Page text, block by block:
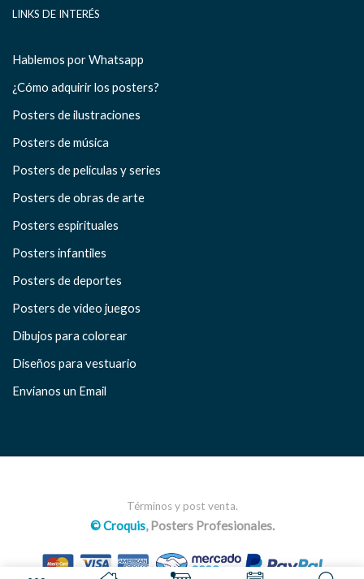
LINKS DE INTERÉS
Hablemos por Whatsapp
¿Cómo adquirir los posters?
Posters de ilustraciones
Posters de música
Posters de películas y series
Posters de obras de arte
Posters espirituales
Posters infantiles
Posters de deportes
Posters de video juegos
Dibujos para colorear
Diseños para vestuario
Envíanos un Email
Términos y post venta.
© Croquis, Posters Profesionales.